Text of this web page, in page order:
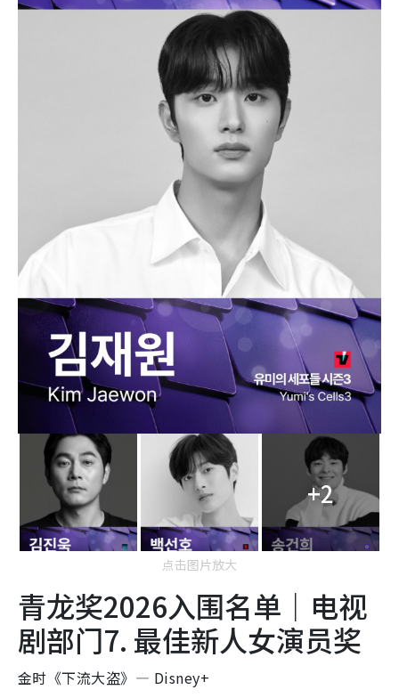
+2
点击图片放大
青龙奖2026入围名单｜电视
剧部门7. 最佳新人女演员奖
金时《下流大盗》— Disney+